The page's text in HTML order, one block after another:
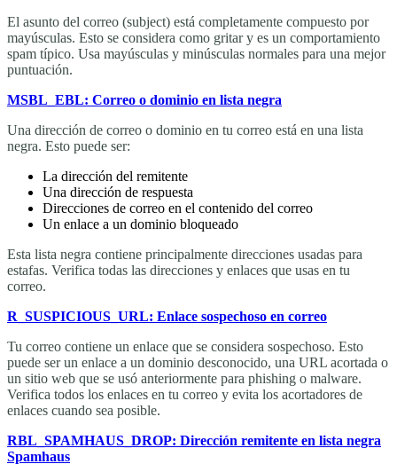
El asunto del correo (subject) está completamente compuesto por
mayúsculas. Esto se considera como gritar y es un comportamiento
spam típico. Usa mayúsculas y minúsculas normales para una mejor
puntuación.
MSBL_EBL: Correo o dominio en lista negra
Una dirección de correo o dominio en tu correo está en una lista
negra. Esto puede ser:
La dirección del remitente
Una dirección de respuesta
Direcciones de correo en el contenido del correo
Un enlace a un dominio bloqueado
Esta lista negra contiene principalmente direcciones usadas para
estafas. Verifica todas las direcciones y enlaces que usas en tu
correo.
R_SUSPICIOUS_URL: Enlace sospechoso en correo
Tu correo contiene un enlace que se considera sospechoso. Esto
puede ser un enlace a un dominio desconocido, una URL acortada o
un sitio web que se usó anteriormente para phishing o malware.
Verifica todos los enlaces en tu correo y evita los acortadores de
enlaces cuando sea posible.
RBL_SPAMHAUS_DROP: Dirección remitente en lista negra
Spamhaus